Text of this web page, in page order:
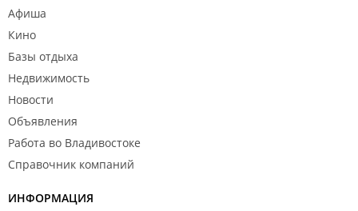
Афиша
Кино
Базы отдыха
Недвижимость
Новости
Объявления
Работа во Владивостоке
Справочник компаний
ИНФОРМАЦИЯ